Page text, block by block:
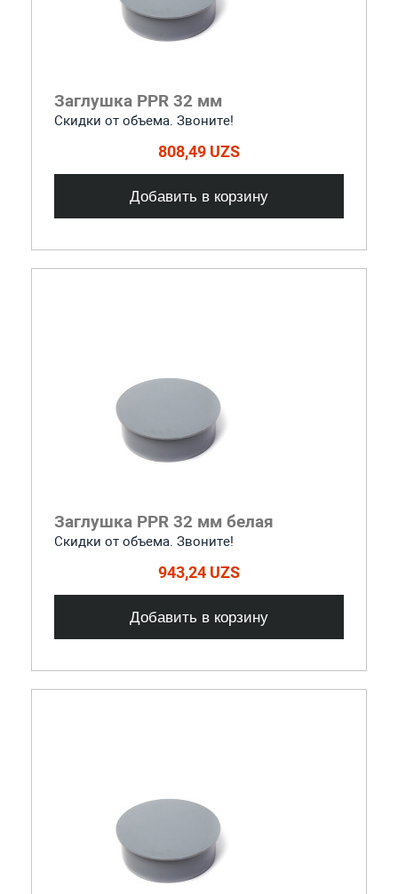
Заглушка PPR 32 мм
Скидки от объема. Звоните!
808,49 UZS
Добавить в корзину
Заглушка PPR 32 мм белая
Скидки от объема. Звоните!
943,24 UZS
Добавить в корзину